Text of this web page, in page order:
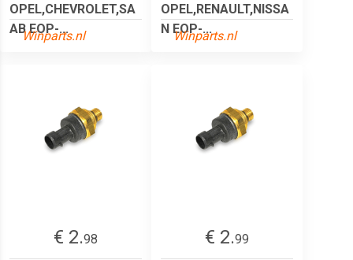
OPEL,CHEVROLET,SA
AB EOP-...
Winparts.nl
OPEL,RENAULT,NISSA
N EOP-...
Winparts.nl
€ 2.98
€ 2.99